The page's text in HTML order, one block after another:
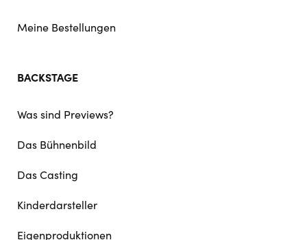
Meine Bestellungen
BACKSTAGE
Was sind Previews?
Das Bühnenbild
Das Casting
Kinderdarsteller
Eigenproduktionen